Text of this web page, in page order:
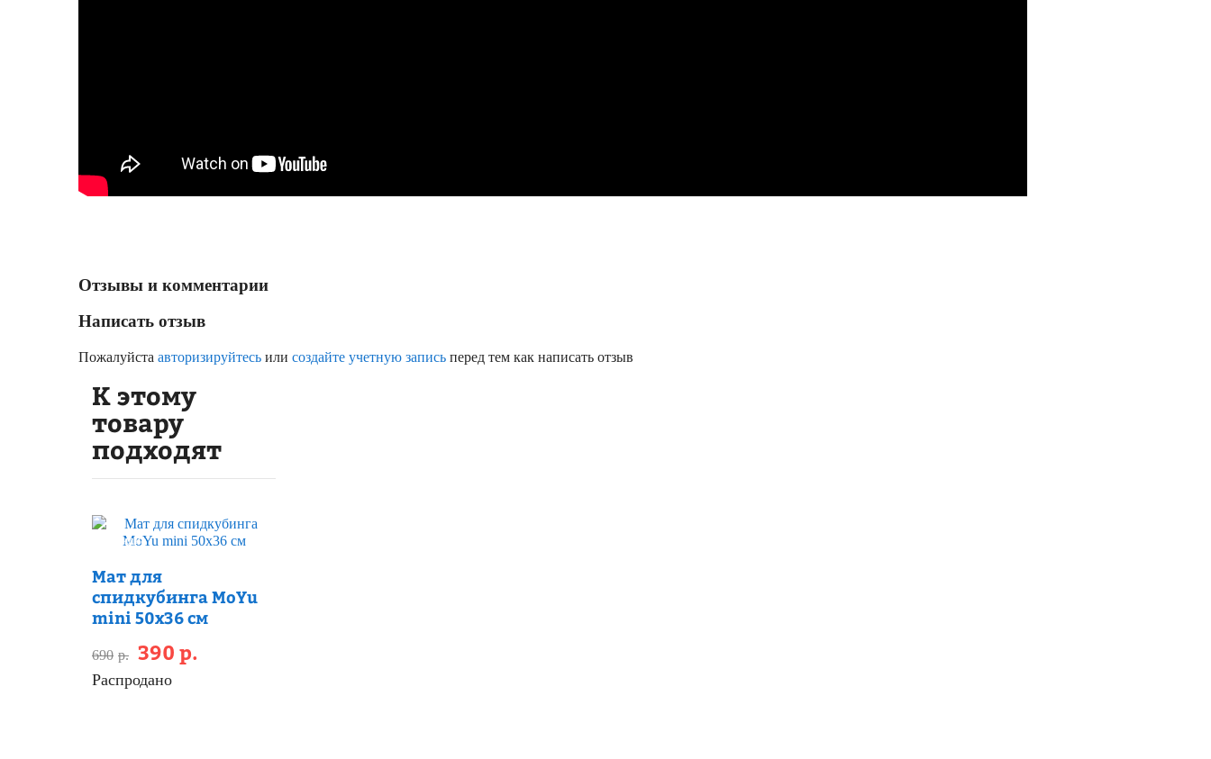
Отзывы и комментарии
Написать отзыв
Пожалуйста авторизируйтесь или создайте учетную запись перед тем как написать отзыв
К этому
товару
подходят
Скидка
Мат для
спидкубинга MoYu
mini 50х36 см
690 р. 390 р.
Распродано